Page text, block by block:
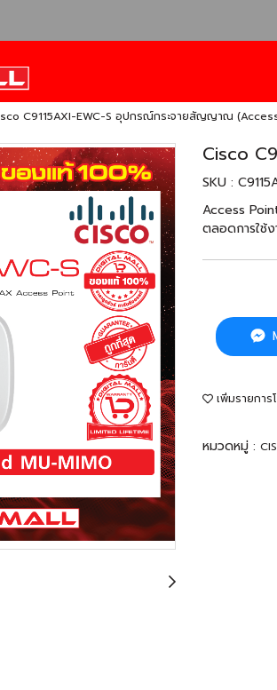
C9115AXI-EWC-S อุปกรณ์กระจายสัญญาณ
Cisco
SKU :
Access
ตลอดการใช้
เพิ่มรายการ
หมวดหมู่ :